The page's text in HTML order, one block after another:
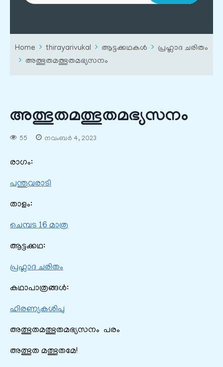
Home thirayarivukal ആട്ടക്കഥകൾ
പ്രഹ്ലാദ ചരിതം
അത്ഭുതമത്ഭുതമഭ്യസനം
അത്ഭുതമത്ഭുതമഭ്യസനം
55 നവംബർ 4, 2023
രാഗം:
പന്തുവരാടി
താളം:
ചെമ്പട 16 മാത്ര
ആട്ടക്കഥ:
പ്രഹ്ലാദ ചരിതം
കഥാപാത്രങ്ങൾ:
ഹിരണ്യകശിപു
അത്ഭുതമത്ഭുതമഭ്യസനം പരം
അത്ഭുത മത്ഭുതമേ!